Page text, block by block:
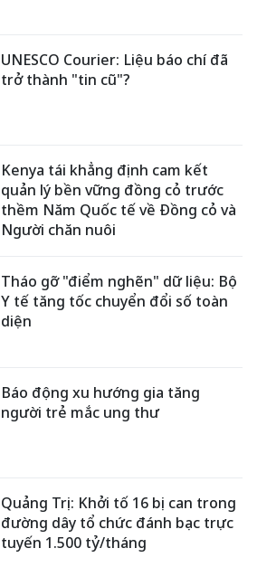
UNESCO Courier: Liệu báo chí đã
trở thành "tin cũ"?
Kenya tái khẳng định cam kết
quản lý bền vững đồng cỏ trước
thềm Năm Quốc tế về Đồng cỏ và
Người chăn nuôi
Tháo gỡ "điểm nghẽn" dữ liệu: Bộ
Y tế tăng tốc chuyển đổi số toàn
diện
Báo động xu hướng gia tăng
người trẻ mắc ung thư
Quảng Trị: Khởi tố 16 bị can trong
đường dây tổ chức đánh bạc trực
tuyến 1.500 tỷ/tháng